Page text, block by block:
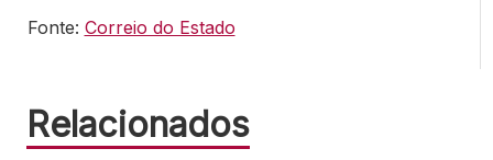
Fonte: Correio do Estado
Relacionados